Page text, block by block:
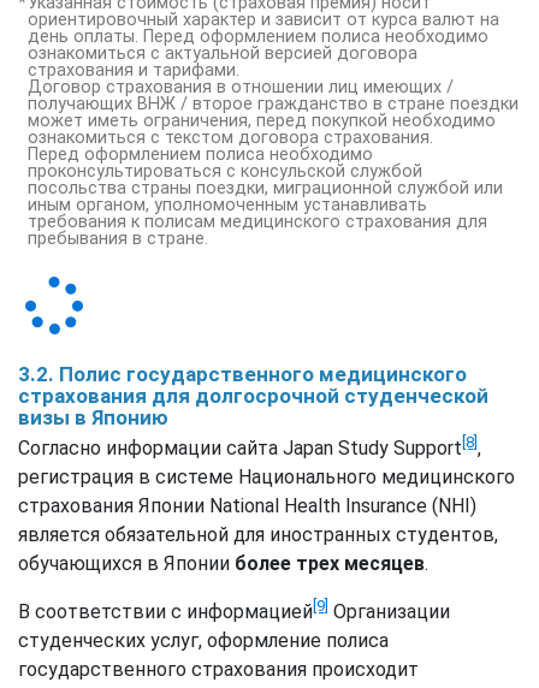
ориентировочный характер и зависит от курса валют на
день оплаты. Перед оформлением полиса необходимо
ознакомиться с актуальной версией договора
страхования и тарифами.
Договор страхования в отношении лиц имеющих /
получающих ВНЖ / второе гражданство в стране поездки
может иметь ограничения, перед покупкой необходимо
ознакомиться с текстом договора страхования.
Перед оформлением полиса необходимо
проконсультироваться с консульской службой
посольства страны поездки, миграционной службой или
иным органом, уполномоченным устанавливать
требования к полисам медицинского страхования для
пребывания в стране.
3.2. Полис государственного медицинского
страхования для долгосрочной студенческой
визы в Японию
Согласно информации сайта Japan Study Support [8],
регистрация в системе Национального медицинского
страхования Японии National Health Insurance (NHI)
является обязательной для иностранных студентов,
обучающихся в Японии более трех месяцев.
В соответствии с информацией[9] Организации
студенческих услуг, оформление полиса
государственного страхования происходит